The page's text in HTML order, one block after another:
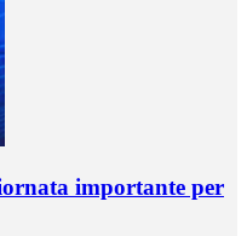
importante per